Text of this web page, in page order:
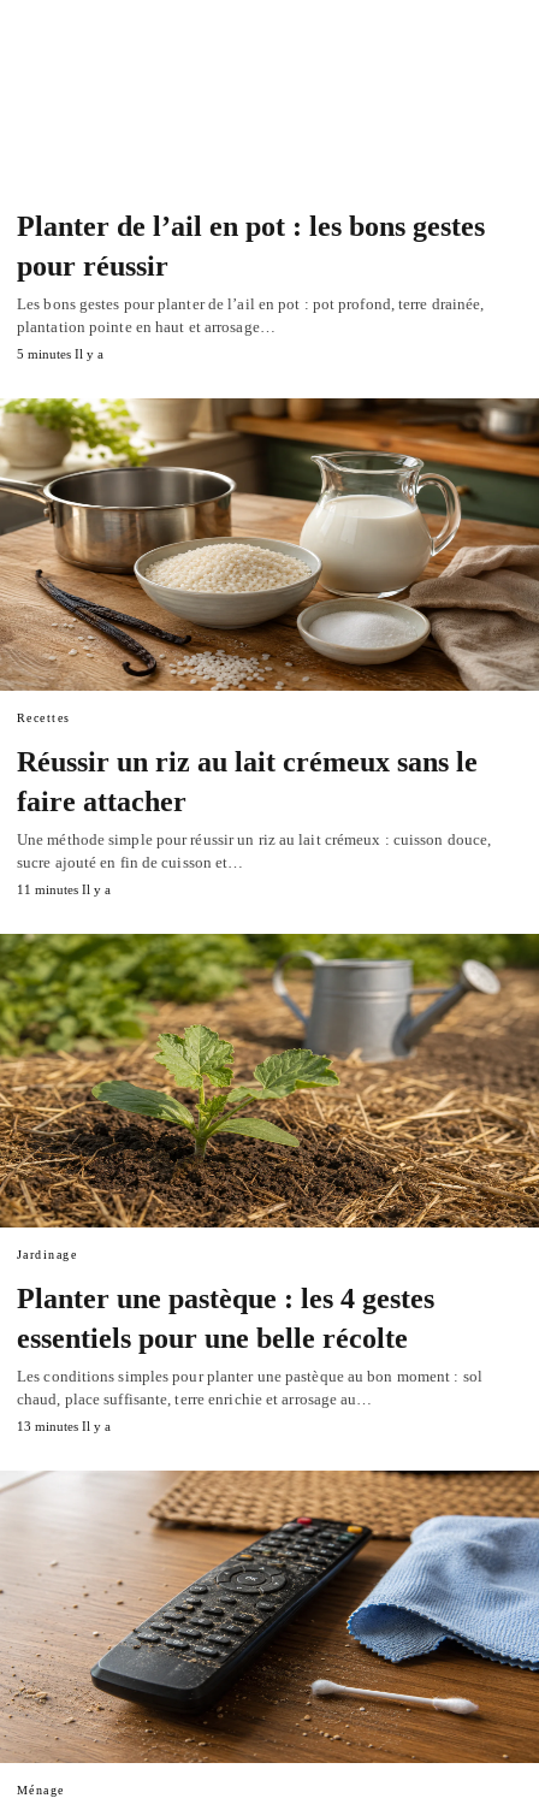
Planter de l’ail en pot : les bons gestes
pour réussir
Les bons gestes pour planter de l’ail en pot : pot profond, terre drainée,
plantation pointe en haut et arrosage…
5 minutes Il y a
Recettes
Réussir un riz au lait crémeux sans le
faire attacher
Une méthode simple pour réussir un riz au lait crémeux : cuisson douce,
sucre ajouté en fin de cuisson et…
11 minutes Il y a
Jardinage
Planter une pastèque : les 4 gestes
essentiels pour une belle récolte
Les conditions simples pour planter une pastèque au bon moment : sol
chaud, place suffisante, terre enrichie et arrosage au…
13 minutes Il y a
Ménage